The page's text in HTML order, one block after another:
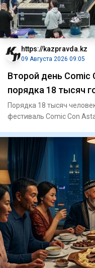
https://kazpravda.kz
09 Августа 2026 09:05
Второй день Comic
порядка 18 тысяч
Порядка 18 тысяч
фестиваль Comic Con